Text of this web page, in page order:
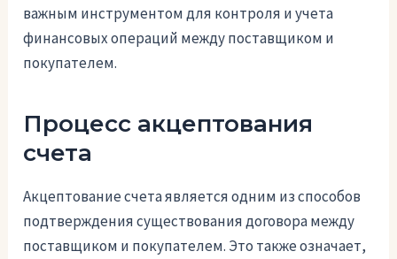
важным инструментом для контроля и учета
финансовых операций между поставщиком и
покупателем.
Процесс акцептования
счета
Акцептование счета является одним из способов
подтверждения существования договора между
поставщиком и покупателем. Это также означает,